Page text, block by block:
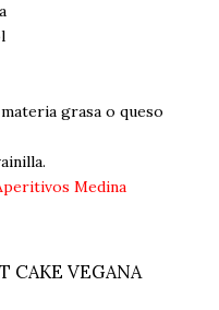
grasa o queso
Medina
CAKE VEGANA